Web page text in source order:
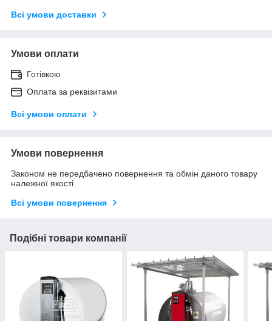
Всі умови доставки
Умови оплати
Готівкою
Оплата за реквізитами
Всі умови оплати
Умови повернення
Законом не передбачено повернення та обмін даного товару
належної якості
Всі умови повернення
Подібні товари компанії